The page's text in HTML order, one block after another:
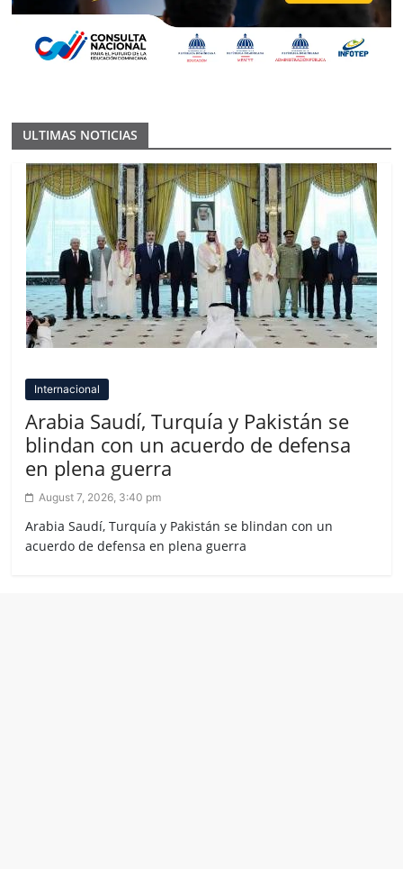
ULTIMAS NOTICIAS
Internacional
Arabia Saudí, Turquía y Pakistán se
blindan con un acuerdo de defensa
en plena guerra
August 7, 2026, 3:40 pm
Arabia Saudí, Turquía y Pakistán se blindan con un
acuerdo de defensa en plena guerra